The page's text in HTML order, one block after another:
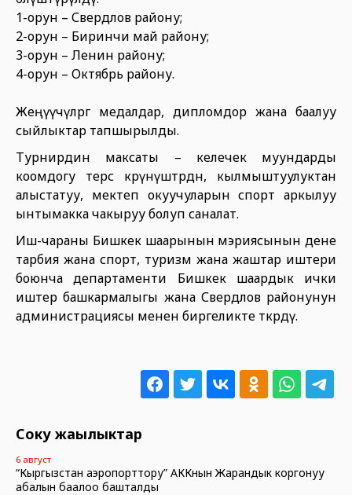
1-орун – Свердлов району;
2-орун – Биринчи май району;
3-орун – Ленин району;
4-орун – Октябрь району.
Жеңүүчүлөргө медалдар, дипломдор жана баалуу
сыйлыктар тапшырылды.
Турнирдин максаты – келечек муундарды
коомдогу терс көрүнүштөрдөн, кылмыштуулуктан
алыстатуу, мектеп окуучуларын спорт аркылуу
ынтымакка чакыруу болуп саналат.
Иш-чараны Бишкек шаарынын мэриясынын дене
тарбия жана спорт, туризм жана жаштар иштери
боюнча департаменти Бишкек шаардык ички
иштер башкармалыгы жана Свердлов районунун
администрациясы менен биргеликте өткөрдү.
Соңку жаңылыктар
6 август
“Кыргызстан аэропорттору” АККнын Жарандык коргонуу
абалын баалоо башталды